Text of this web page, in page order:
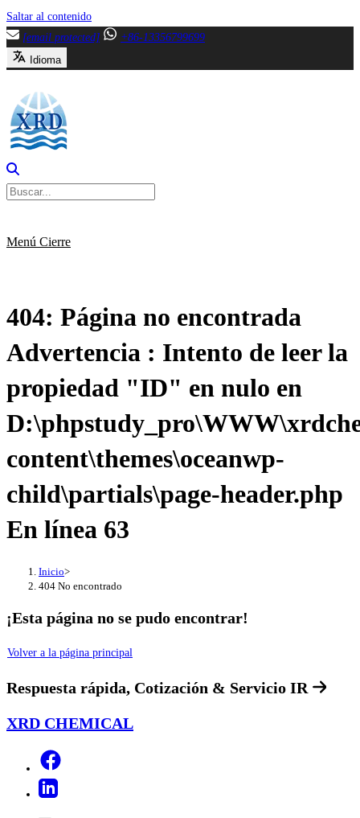
Saltar al contenido
[email protected]
+86-13356799699
Idioma
Menú Cierre
404: Página no encontrada
Advertencia : Intento de leer la
propiedad "ID" en nulo en
content\themes\oceanwp-
child\partials\page-header.php
En línea 63
Inicio>
404 No encontrado
¡Esta página no se pudo encontrar!
Volver a la página principal
Respuesta rápida, Cotización & Servicio IR
XRD CHEMICAL